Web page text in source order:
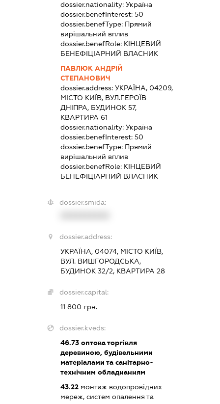
dossier.nationality: Україна
dossier.benefInterest: 50
dossier.benefType: Прямий
вирішальний вплив
dossier.benefRole: КІНЦЕВИЙ
БЕНЕФІЦІАРНИЙ ВЛАСНИК
ПАВЛЮК АНДРІЙ
СТЕПАНОВИЧ
dossier.address: УКРАЇНА, 04209,
МІСТО КИЇВ, ВУЛ.ГЕРОЇВ
ДНІПРА, БУДИНОК 57,
КВАРТИРА 61
dossier.nationality: Україна
dossier.benefInterest: 50
dossier.benefType: Прямий
вирішальний вплив
dossier.benefRole: КІНЦЕВИЙ
БЕНЕФІЦІАРНИЙ ВЛАСНИК
dossier.smida:
dossier.address:
УКРАЇНА, 04074, МІСТО КИЇВ,
ВУЛ. ВИШГОРОДСЬКА,
БУДИНОК 32/2, КВАРТИРА 28
dossier.capital:
11 800 грн.
dossier.kveds:
46.73оптова торгівля
деревиною, будівельними
матеріалами та санітарно-
технічним обладнанням
43.22монтаж водопровідних
мереж, систем опалення та